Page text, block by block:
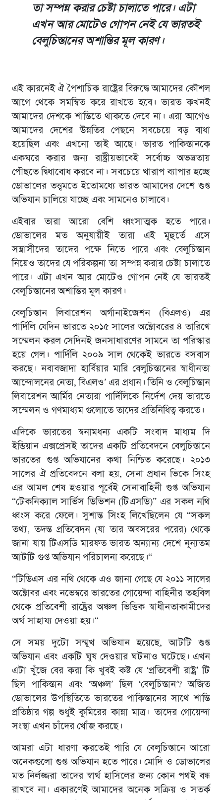
তা সম্পন্ন করার চেষ্টা চালাতে পারে। এটা
এখন আর মোটেও গোপন নেই যে ভারতই
বেলুচিস্তানের অশান্তির মূল কারণ।
এই কারনেই ঐ পৈশাচিক রাষ্ট্রের বিরুদ্ধে আমাদের কৌশল
আগে থেকে সমন্বিত করে রাখতে হবে। ভারত কখনই
আমাদের দেশকে শান্তিতে থাকতে দেবে না। এরা আগেও
আমাদের দেশের উন্নতির পেছনে সবচেয়ে বড় বাধা
হয়েছিল এবং এখনো তাই আছে। ভারত পাকিস্তানকে
একঘরে করার জন্য রাষ্ট্রীয়ভাবেই সর্বোচ্চ অভদ্রতায়
পৌছতে দ্বিধাবোধ করবে না। সবচেয়ে খারাপ ব্যাপার হচ্ছে
ডোভালের তত্ত্বমতে ইতোমধ্যে ভারত আমাদের দেশে গুপ্ত
অভিযান চালিয়ে যাচ্ছে এবং সামনেও চালাবে।
এইবার তারা আরো বেশি ধ্বংসাত্মক হতে পারে।
ডোভালের মত অনুযায়ীই তারা এই মূহুর্তে এসে
সন্ত্রাসীদের তাদের পক্ষে নিতে পারে এবং বেলুচিস্তান
নিয়েও তাদের যে পরিকল্পনা তা সম্পন্ন করার চেষ্টা চালাতে
পারে। এটা এখন আর মোটেও গোপন নেই যে ভারতই
বেলুচিস্তানের অশান্তির মূল কারণ।
বেলুচিস্তান লিবারেশন অর্গানাইজেশন (বিএলও) এর
পার্দিলি যেদিন ভারতে ২০১৫ সালের অক্টোবরের ৪ তারিখে
সম্মেলন করল সেদিনই জনসাধারণের সামনে তা পরিস্কার
হয়ে গেল। পার্দিলি ২০০৯ সাল থেকেই ভারতে বসবাস
করছে। নবাবজাদা হার্বিয়ার মারি বেলুচিস্তানের স্বাধীনতা
আন্দোলনের নেতা, বিএলও’ এর প্রধান। তিনি ও বেলুচিস্তান
লিবারেশন আর্মির নেতারা পার্দিলিকে নির্দেশ দেয় ভারতে
সম্মেলন ও গণমাধ্যম গুলোতে তাদের প্রতিনিধিত্ব করতে।
এদিকে ভারতের স্বনামধন্য একটি সংবাদ মাধ্যম দি
ইন্ডিয়ান এক্সপ্রেসই তাদের একটি প্রতিবেদনে বেলুচিস্তানে
ভারতের গুপ্ত অভিযানের কথা নিশ্চিত করেছে। ২০১৩
সালের ঐ প্রতিবেদনে বলা হয়, সেনা প্রধান ভিকে সিংহ
এর আমল শেষ হওয়ার পূর্বেই সেনাবাহিনী গুপ্ত অভিযান
“টেকনিক্যাল সার্ভিস ডিভিশন (টিএসডি)” এর সকল নথি
ধ্বংস করে ফেলে। সুশান্ত সিংহ লিখেছিলেন যে “সকল
তথ্য, তদন্ত প্রতিবেদন (যা তার অবসরের পরের) থেকে
জানা যায় টিএসডি মারফত ভারত অন্যান্য দেশে নূন্যতম
আটটি গুপ্ত অভিযান পরিচালনা করেছে।“
“টিডিএস এর নথি থেকে এও জানা গেছে যে ২০১১ সালের
অক্টোবর এবং নভেম্বরে ভারতের গোয়েন্দা বাহিনীর তহবিল
থেকে প্রতিবেশী রাষ্ট্রের অঞ্চল ভিত্তিক স্বাধীনতাকামীদের
অর্থ সাহায্য দেওয়া হয়।“
সে সময় দুটো সম্মুখ অভিযান হয়েছে, আটটি গুপ্ত
অভিযান এবং একটি ঘুষ দেওয়ার ঘটনাও ঘটেছে। এখন
এটা খুঁজে বের করা কি খুবই কষ্ট যে ‘প্রতিবেশী রাষ্ট্র’ টি
ছিল পাকিস্তান এবং ‘অঞ্চল’ ছিল ‘বেলুচিস্তান’? অজিত
ডোভালের উপস্থিতিতে ভারতের পাকিস্তানের সাথে শান্তি
প্রতিষ্ঠার গল্প শুধুই কুমিরের কান্না মাত্র। তাদের গোয়েন্দা
সংস্থা এখন চাঁদের খোঁজ করছে।
আমরা এটা ধারণা করতেই পারি যে বেলুচিস্তানে আরো
অনেকগুলো গুপ্ত অভিযান হতে পারে। মোদি ও ডোভালের
মত নির্লজ্জরা তাদের স্বার্থ হাসিলের জন্য কোন পথই বন্ধ
রাখবে না। একারণেই আমাদের অনেক সক্রিয় ও সতর্ক